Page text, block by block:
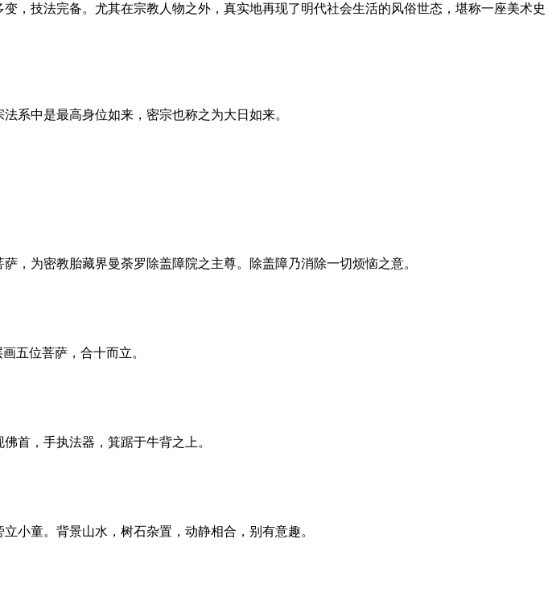
，技法完备。尤其在宗教人物之外，真实地再现了明代社会生活的风俗世态，堪称一座美术史
系中是最高身位如来，密宗也称之为大日如来。
，为密教胎藏界曼荼罗除盖障院之主尊。除盖障乃消除一切烦恼之意。
五位菩萨，合十而立。
首，手执法器，箕踞于牛背之上。
小童。背景山水，树石杂置，动静相合，别有意趣。